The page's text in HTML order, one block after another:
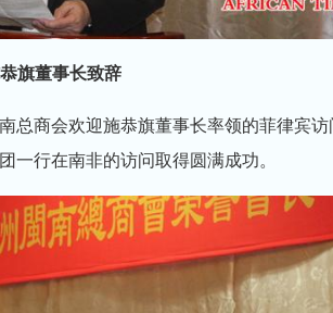
旗董事长致辞
总商会欢迎施恭旗董事长率领的菲律宾
一行在南非的访问取得圆满成功。